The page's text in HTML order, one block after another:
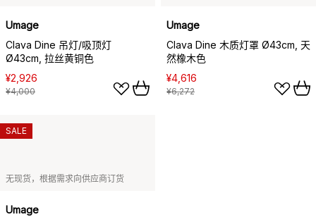
Umage
Clava Dine 吊灯/吸顶灯
Ø43cm, 拉丝黄铜色
¥2,926
¥4,000
Umage
Clava Dine 木质灯罩 Ø43cm, 天
然橡木色
¥4,616
¥6,272
无现货，根据需求向供应商订货
Umage
SALE